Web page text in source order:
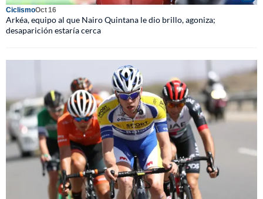
CiclismoOct 16
Arkéa, equipo al que Nairo Quintana le dio brillo, agoniza;
desaparición estaría cerca